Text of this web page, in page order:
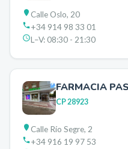
Calle Oslo, 20
+34 914 98 33 01
L–V:08:30 - 21:30
FARMACIA
CP28923
Calle Río Segre, 2
+34 916 19 97 53